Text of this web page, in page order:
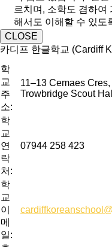
르치며, 소학도 겸하여
해서도 이해할 수 있도
CLOSE
카디프 한글학교 (Cardiff
학
교
주
소:
11–13 Cemaes
Trowbridge Scout
학
교
연
락
처:
07944 258 423
학
교
이
메
일: